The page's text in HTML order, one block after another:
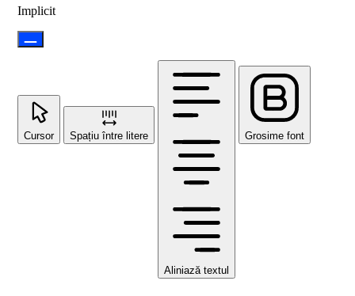
Implicit
Cursor Spațiu între litere
Aliniază textul
Grosime font